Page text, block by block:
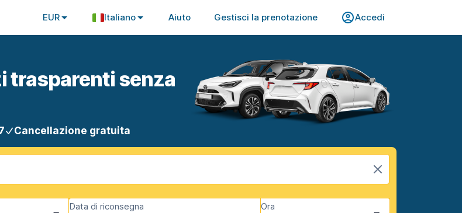
EUR Italiano Aiuto Gestisci la prenotazione Accedi
trasparenti senza
Cancellazione gratuita
Data di riconsegna Ora